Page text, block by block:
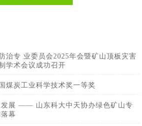
治专 业委员会2025年会暨矿山顶板灾害
学术会议成功召开
煤炭工业科学技术奖一等奖
发展 —— 山东科大中天协办绿色矿山专
幕